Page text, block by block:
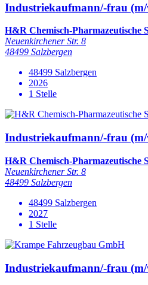
Industriekaufmann/-frau
H&R Chemisch-Pharmazeutische
Neuenkirchener Str. 8
48499 Salzbergen
48499 Salzbergen
2026
1 Stelle
Industriekaufmann/-frau
H&R Chemisch-Pharmazeutische
Neuenkirchener Str. 8
48499 Salzbergen
48499 Salzbergen
2027
1 Stelle
Industriekaufmann/-frau